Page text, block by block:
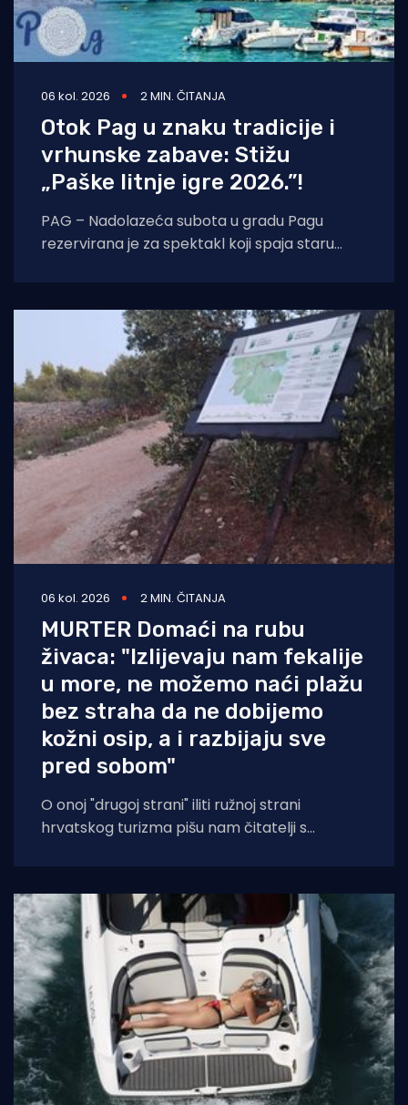
06 kol. 2026 2 MIN. ČITANJA
Otok Pag u znaku tradicije i
vrhunske zabave: Stižu
„Paške litnje igre 2026.”!
PAG – Nadolazeća subota u gradu Pagu
rezervirana je za spektakl koji spaja staru
06 kol. 2026 2 MIN. ČITANJA
MURTER Domaći na rubu
živaca: "Izlijevaju nam fekalije
u more, ne možemo naći plažu
bez straha da ne dobijemo
kožni osip, a i razbijaju sve
pred sobom"
O onoj "drugoj strani" iliti ružnoj strani
hrvatskog turizma pišu nam čitatelji s